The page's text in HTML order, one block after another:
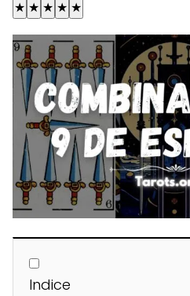
★ ★ ★ ★ ★
Indice